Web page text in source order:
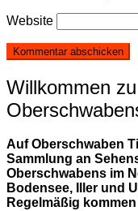
Website
Willkommen
Auf Oberschwaben
Sammlung an
Oberschwabens im
Bodensee, Iller und
Regelmäßig